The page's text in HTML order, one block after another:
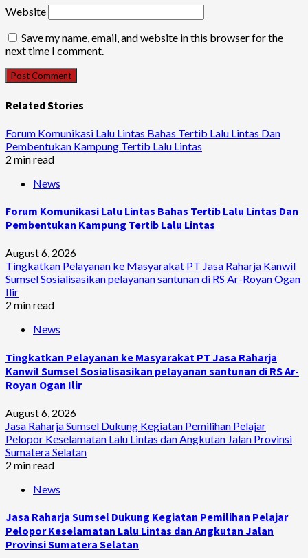
Website
Save my name, email, and website in this browser for the
next time I comment.
Related Stories
Forum Komunikasi Lalu Lintas Bahas Tertib Lalu Lintas Dan
Pembentukan Kampung Tertib Lalu Lintas
2 min read
News
Forum Komunikasi Lalu Lintas Bahas Tertib Lalu Lintas Dan
Pembentukan Kampung Tertib Lalu Lintas
August 6, 2026
Tingkatkan Pelayanan ke Masyarakat PT Jasa Raharja Kanwil
Sumsel Sosialisasikan pelayanan santunan di RS Ar-Royan Ogan
Ilir
2 min read
News
Tingkatkan Pelayanan ke Masyarakat PT Jasa Raharja
Kanwil Sumsel Sosialisasikan pelayanan santunan di RS Ar-
Royan Ogan Ilir
August 6, 2026
Jasa Raharja Sumsel Dukung Kegiatan Pemilihan Pelajar
Pelopor Keselamatan Lalu Lintas dan Angkutan Jalan Provinsi
Sumatera Selatan
2 min read
News
Jasa Raharja Sumsel Dukung Kegiatan Pemilihan Pelajar
Pelopor Keselamatan Lalu Lintas dan Angkutan Jalan
Provinsi Sumatera Selatan